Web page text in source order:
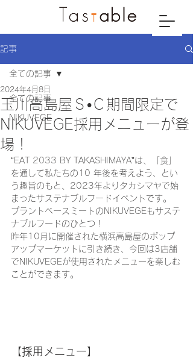
記事
全ての記事
NIKUVEGE
全ての記事
玉川高島屋Ｓ•Ｃ期間限定で
NIKUVEGE採用メニューが登
場！
2024年4月8日
“EAT 2033 BY TAKASHIMAYA”は、「食」
を通して私たちの10 年後を考えよう、とい
う趣旨のもと、2023年よりタカシマヤで始
まったサステナブルフードイベントです。
プラントベースミートのNIKUVEGEもサステ
ナブルフードのひとつ！
昨年10月に開催された横浜高島屋のポップ
アップマーケットに引き続き、今回は3店舗
でNIKUVEGEが使用されたメニューを楽しむ
ことができます。
【採用メニュー】